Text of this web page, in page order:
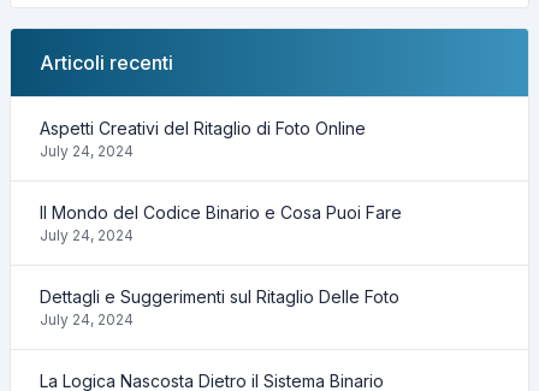
Articoli recenti
Aspetti Creativi del Ritaglio di Foto Online
July 24, 2024
Il Mondo del Codice Binario e Cosa Puoi Fare
July 24, 2024
Dettagli e Suggerimenti sul Ritaglio Delle Foto
July 24, 2024
La Logica Nascosta Dietro il Sistema Binario